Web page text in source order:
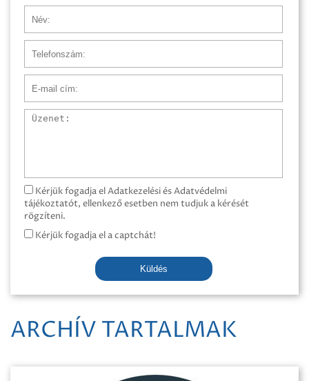
Üzenet
Kérjük fogadja el Adatkezelési és Adatvédelmi
tájékoztatót, ellenkező esetben nem tudjuk a kérését
rögzíteni.
Kérjük fogadja el a captchát!
Küldés
ARCHÍV TARTALMAK